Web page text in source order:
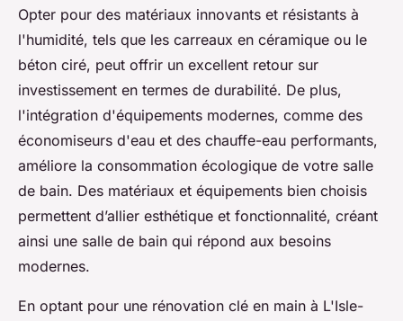
Opter pour des matériaux innovants et résistants à
l'humidité, tels que les carreaux en céramique ou le
béton ciré, peut offrir un excellent retour sur
investissement en termes de durabilité. De plus,
l'intégration d'équipements modernes, comme des
économiseurs d'eau et des chauffe-eau performants,
améliore la consommation écologique de votre salle
de bain. Des matériaux et équipements bien choisis
permettent d’allier esthétique et fonctionnalité, créant
ainsi une salle de bain qui répond aux besoins
modernes.
En optant pour une rénovation clé en main à L'Isle-